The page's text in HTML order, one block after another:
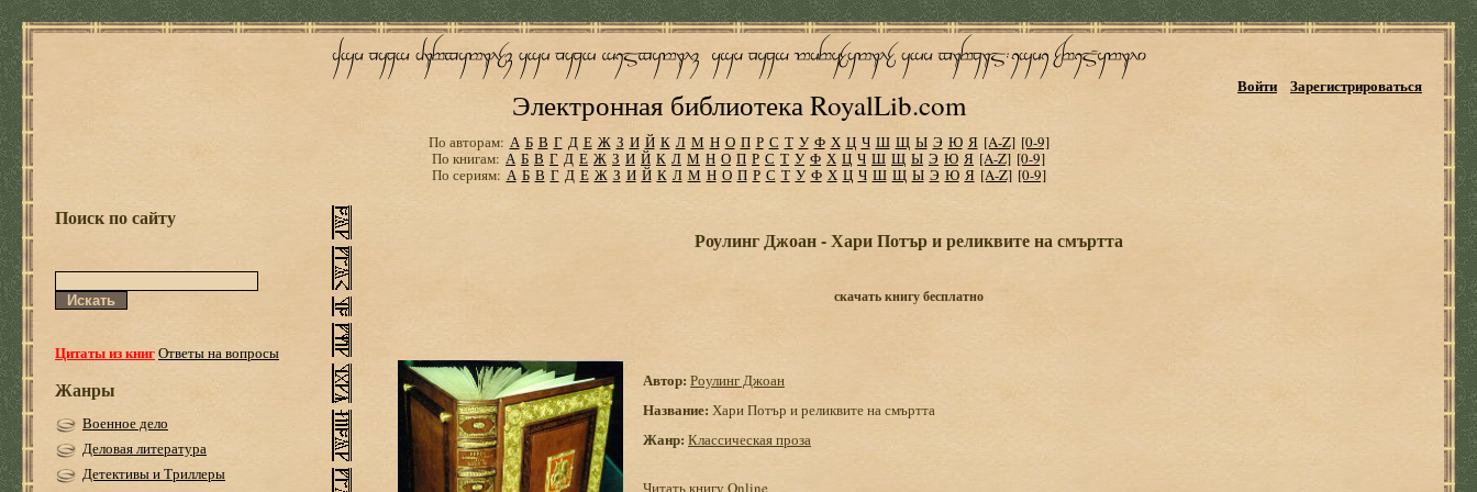
Электронная библиотека RoyalLib.com
Войти Зарегистрироваться
По авторам: А Б В Г Д Е Ж З И Й К Л М Н О П Р С Т У Ф Х Ц Ч Ш Щ Ы Э Ю Я [A-Z] [0-9]
По книгам: А Б В Г Д Е Ж З И Й К Л М Н О П Р С Т У Ф Х Ц Ч Ш Щ Ы Э Ю Я [A-Z] [0-9]
По сериям: А Б В Г Д Е Ж З И Й К Л М Н О П Р С Т У Ф Х Ц Ч Ш Щ Ы Э Ю Я [A-Z] [0-9]
Поиск по сайту
Цитаты из книгОтветы на вопросы
Жанры
Военное дело
Деловая литература
Детективы и Триллеры
Роулинг Джоан - Хари Потър и реликвите на смъртта
скачать книгу бесплатно
Автор: Роулинг Джоан
Название: Хари Потър и реликвите на смъртта
Жанр: Классическая проза
Читать книгу Online